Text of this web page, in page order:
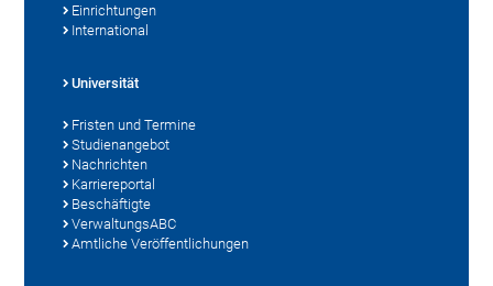
Einrichtungen
International
Universität
Fristen und Termine
Studienangebot
Nachrichten
Karriereportal
Beschäftigte
VerwaltungsABC
Amtliche Veröffentlichungen